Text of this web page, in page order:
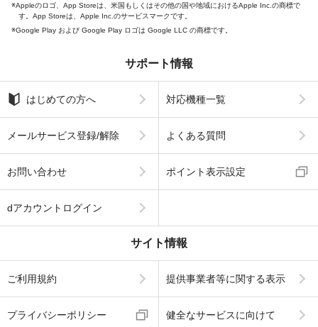
Appleのロゴ、App Storeは、米国もしくはその他の国や地域におけるApple Inc.の商標で
す。App Storeは、Apple Inc.のサービスマークです。
Google Play および Google Play ロゴは Google LLC の商標です。
サポート情報
はじめての方へ 対応機種一覧
メールサービス登録/解除 よくある質問
お問い合わせ ポイント表示設定
dアカウントログイン
サイト情報
ご利用規約 提供事業者等に関する表示
プライバシーポリシー 健全なサービスに向けて